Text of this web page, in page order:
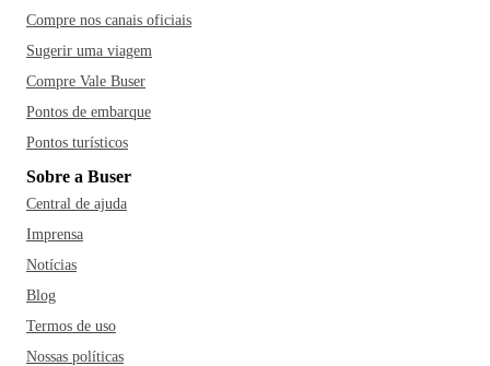
Compre nos canais oficiais
Sugerir uma viagem
Compre Vale Buser
Pontos de embarque
Pontos turísticos
Sobre a Buser
Central de ajuda
Imprensa
Notícias
Blog
Termos de uso
Nossas políticas